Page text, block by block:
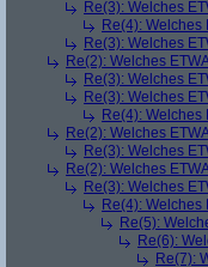
Re(3): Welches
Re(4): Welches
Re(3): Welches
Re(2): Welches
Re(3): Welches
Re(3): Welches
Re(4): Welches
Re(2): Welches
Re(3): Welches
Re(2): Welches
Re(3): Welches
Re(4): Welches
Re(5):
Re(6):
Re(7):